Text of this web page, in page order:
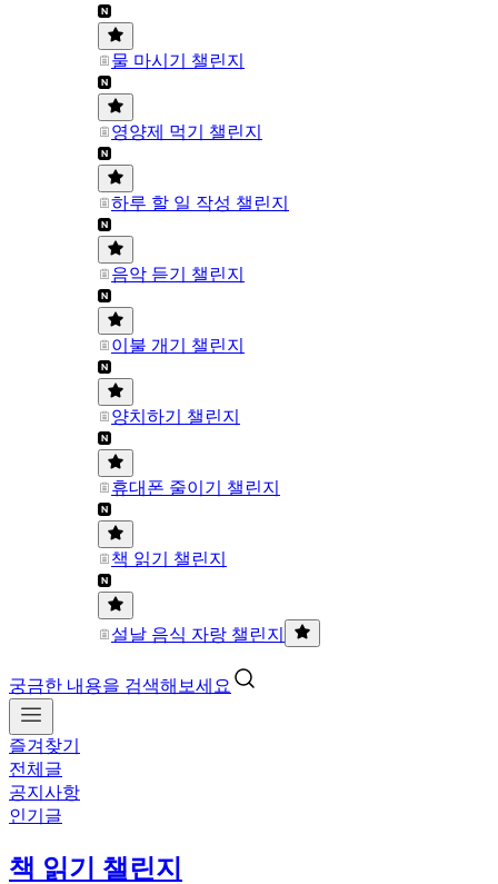
물 마시기 챌린지
영양제 먹기 챌린지
하루 할 일 작성 챌린지
음악 듣기 챌린지
이불 개기 챌린지
양치하기 챌린지
휴대폰 줄이기 챌린지
책 읽기 챌린지
설날 음식 자랑 챌린지
궁금한 내용을 검색해보세요
즐겨찾기
전체글
공지사항
인기글
책 읽기 챌린지